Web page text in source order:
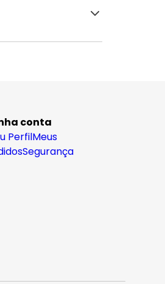
conta
PerfilMeus
Segurança